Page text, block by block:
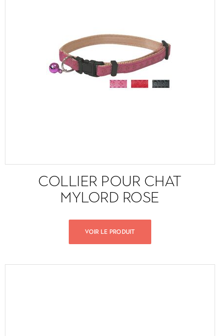
COLLIER POUR CHAT
MYLORD ROSE
VOIR LE PRODUIT